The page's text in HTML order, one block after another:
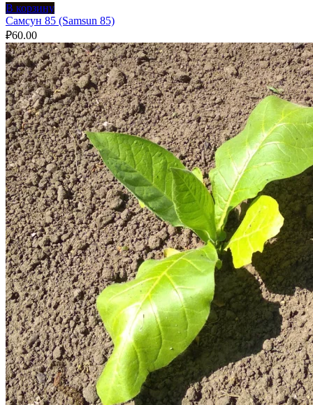
В корзину
Самсун 85 (Samsun 85)
₽60.00